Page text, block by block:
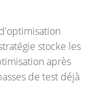
stocke les
après
de test déjà